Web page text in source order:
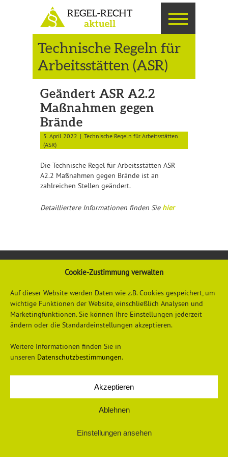
Cookie-Zustimmung verwalten
Auf dieser Website werden Daten wie z.B. Cookies gespeichert, um
wichtige Funktionen der Website, einschließlich Analysen und
Marketingfunktionen. Sie können Ihre Einstellungen jederzeit
ändern oder die Standardeinstellungen akzeptieren.
Weitere Informationen finden Sie in
unseren Datenschutzbestimmungen.
Akzeptieren
Ablehnen
Einstellungen ansehen
Technische Regeln für
Arbeitsstätten (ASR)
Geändert ASR A2.2
Maßnahmen gegen
Brände
5. April 2022
Technische Regeln für Arbeitsstätten
(ASR)
Die Technische Regel für Arbeitsstätten ASR
A2.2 Maßnahmen gegen Brände ist an
zahlreichen Stellen geändert.
Detailliertere Informationen finden Sie hier
© 2026 Universum Verlag